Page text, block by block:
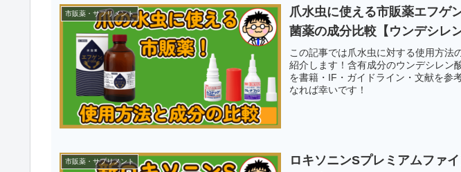
市販薬・サプリメント
爪水虫に使える市販薬エフゲ
菌薬の成分比較【ウンデシレン
この記事では爪水虫に対する使用方法
紹介します！含有成分のウンデシレン
を書籍・IF・ガイドライン・文献を参
なれば幸いです！
市販薬・サプリメント
ロキソニンSプレミアムファ